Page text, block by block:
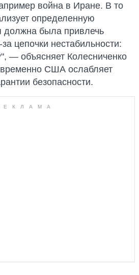
война в Иране. В то
определенную
должна была привлечь
цепочки нестабильности:
— объясняет Колесниченко
США ослабляет
безопасности.